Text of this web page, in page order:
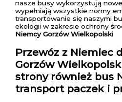
nasze busy wykorzystują
wypełniają wszystkie normy
transportowanie się naszymi
ekologii w zakresie ochrony
Niemcy Gorzów Wielkopolski
Przewóz z Niemiec
Gorzów
strony również bus
transport paczek i